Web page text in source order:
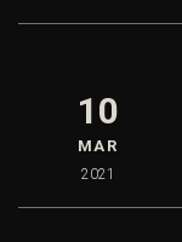
10
MAR
2021